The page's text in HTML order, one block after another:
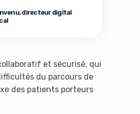
directeur digital
et sécurisé, qui
du parcours de
des patients porteurs